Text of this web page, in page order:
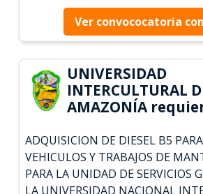
Ver convococatoria
UNIVERSIDAD
INTERCULTURAL
AMAZONÍA
ADQUISICION DE DIESEL B5
VEHICULOS Y TRABAJOS DE
PARA LA UNIDAD DE SERVICIOS
LA UNIVERSIDAD NACIONAL